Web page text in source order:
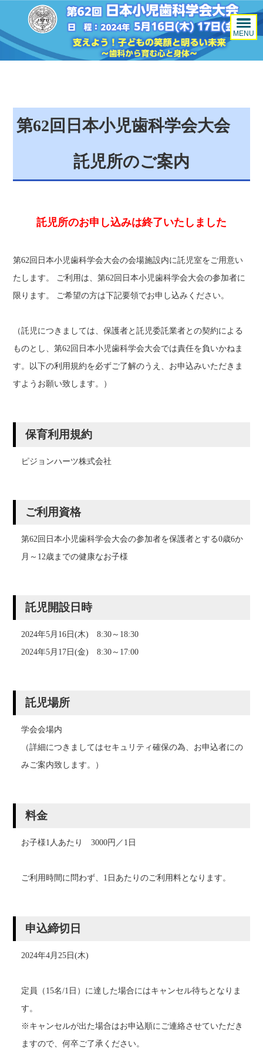
MENU
第62回日本小児歯科学会大会
託児所のご案内
託児所のお申し込みは終了いたしました
第62回日本小児歯科学会大会の会場施設内に託児室をご用意い
たします。 ご利用は、第62回日本小児歯科学会大会の参加者に
限ります。 ご希望の方は下記要領でお申し込みください。
（託児につきましては、保護者と託児委託業者との契約による
ものとし、第62回日本小児歯科学会大会では責任を負いかねま
す。以下の利用規約を必ずご了解のうえ、お申込みいただきま
すようお願い致します。）
保育利用規約
ピジョンハーツ株式会社
ご利用資格
第62回日本小児歯科学会大会の参加者を保護者とする0歳6か
月～12歳までの健康なお子様
託児開設日時
2024年5月16日(木) 8:30～18:30
2024年5月17日(金) 8:30～17:00
託児場所
学会会場内
（詳細につきましてはセキュリティ確保の為、お申込者にの
みご案内致します。）
料金
お子様1人あたり 3000円／1日
ご利用時間に問わず、1日あたりのご利用料となります。
申込締切日
2024年4月25日(木)
定員（15名/1日）に達した場合にはキャンセル待ちとなりま
す。
※キャンセルが出た場合はお申込順にご連絡させていただき
ますので、何卒ご了承ください。